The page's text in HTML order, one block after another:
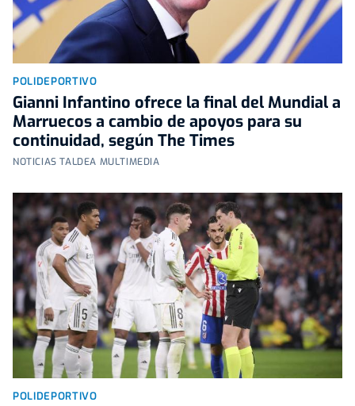
POLIDEPORTIVO
Gianni Infantino ofrece la final del Mundial a
Marruecos a cambio de apoyos para su
continuidad, según The Times
NOTICIAS TALDEA MULTIMEDIA
POLIDEPORTIVO